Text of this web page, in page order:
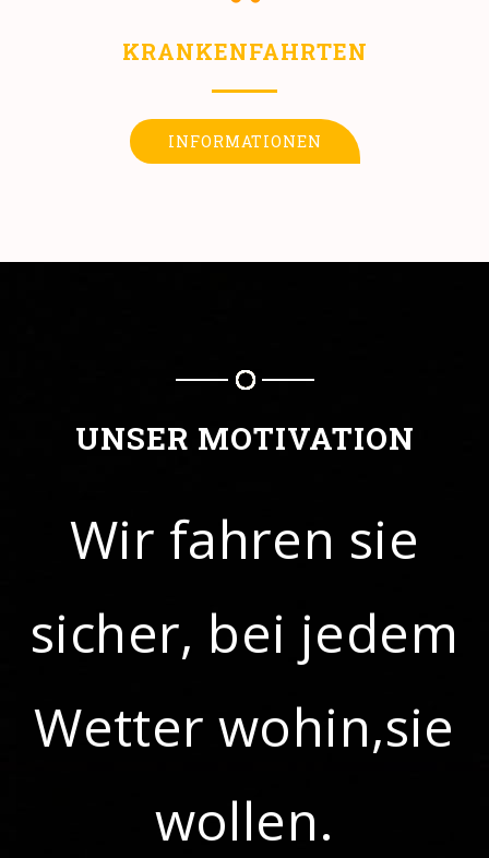
KRANKENFAHRTEN
INFORMATIONEN
UNSER MOTIVATION
Wir fahren sie
sicher, bei jedem
Wetter wohin,sie
wollen.